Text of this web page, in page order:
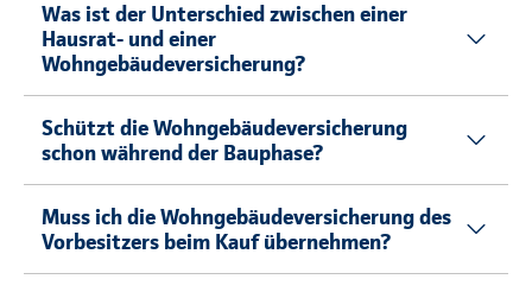
Was ist der Unterschied zwischen einer
Hausrat- und einer
Wohngebäudeversicherung?
Schützt die Wohngebäudeversicherung
schon während der Bauphase?
Muss ich die Wohngebäudeversicherung des
Vorbesitzers beim Kauf übernehmen?